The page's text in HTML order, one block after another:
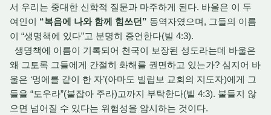
서 우리는 중대한 신학적 질문과 마주하게 된다. 바울은 이 두
여인이 “복음에 나와 함께 힘쓰던” 동역자였으며, 그들의 이름
이 “생명책에 있다”고 분명히 증언한다(빌 4:3).
생명책에 이름이 기록되어 천국이 보장된 성도라는데 바울은
왜 그토록 그들에게 간절히 화해를 권면하고 있는가? 심지어 바
울은 ‘멍에를 같이 한 자’(아마도 빌립보 교회의 지도자)에게 그
들을 “도우라”(붙잡아 주라)고까지 부탁한다(빌 4:3). 붙들지 않
으면 넘어질 수 있다는 위험성을 암시하는 것이다.